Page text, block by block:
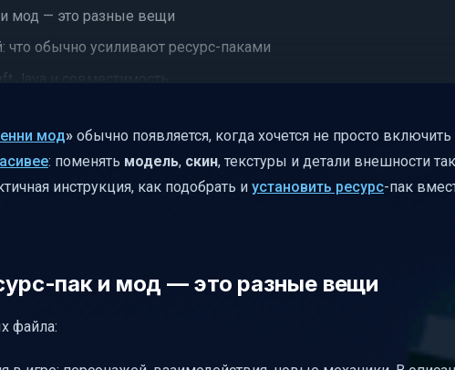
мод — это разные вещи
обычно усиливают ресурс-паками
Java и совместимость
критерии выбора
(быстро и безопасно)
сборку
хотя включён только ресурс-пак
под Jenny в Minecraft
мод» обычно появляется, когда хочется не просто включить
: поменять модель, скин, текстуры и детали внешности
инструкция, как подобрать и установить ресурс-пак
пак и мод — это разные вещи
файла: